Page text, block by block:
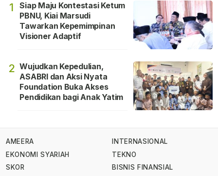
1
Siap Maju Kontestasi Ketum
PBNU, Kiai Marsudi
Tawarkan Kepemimpinan
Visioner Adaptif
2 Wujudkan Kepedulian,
ASABRI dan Aksi Nyata
Foundation Buka Akses
Pendidikan bagi Anak Yatim
AMEERA
EKONOMI SYARIAH
SKOR
INTERNASIONAL
TEKNO
BISNIS FINANSIAL